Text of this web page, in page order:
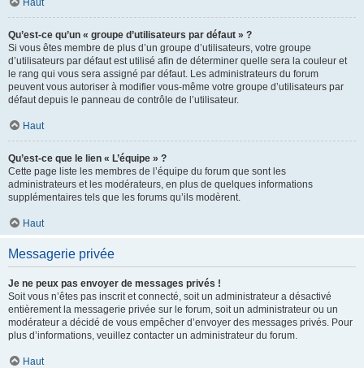
Haut
Qu’est-ce qu’un « groupe d’utilisateurs par défaut » ?
Si vous êtes membre de plus d’un groupe d’utilisateurs, votre groupe
d’utilisateurs par défaut est utilisé afin de déterminer quelle sera la couleur et
le rang qui vous sera assigné par défaut. Les administrateurs du forum
peuvent vous autoriser à modifier vous-même votre groupe d’utilisateurs par
défaut depuis le panneau de contrôle de l’utilisateur.
Haut
Qu’est-ce que le lien « L’équipe » ?
Cette page liste les membres de l’équipe du forum que sont les
administrateurs et les modérateurs, en plus de quelques informations
supplémentaires tels que les forums qu’ils modèrent.
Haut
Messagerie privée
Je ne peux pas envoyer de messages privés !
Soit vous n’êtes pas inscrit et connecté, soit un administrateur a désactivé
entièrement la messagerie privée sur le forum, soit un administrateur ou un
modérateur a décidé de vous empêcher d’envoyer des messages privés. Pour
plus d’informations, veuillez contacter un administrateur du forum.
Haut